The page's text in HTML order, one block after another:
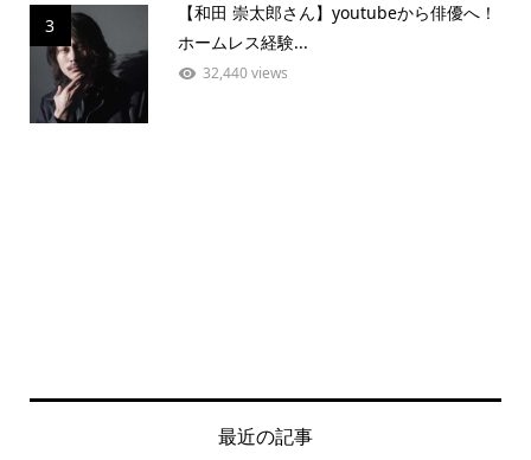
3
【和田 崇太郎さん】youtubeから俳優へ！
ホームレス経験...
32,440 views
最近の記事